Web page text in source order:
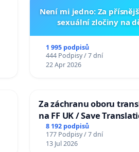
Není mi jedno: Za
sexuální zločiny na
1 995 podpisů
444 Podpisy / 7 dní
22 Apr 2026
Za záchranu oboru
na FF UK / Save
Studies at the Faculty of
Charles University
8 192 podpisů
177 Podpisy / 7 dní
13 Jul 2026